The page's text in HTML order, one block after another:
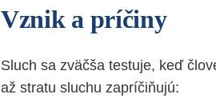
Vznik a príčiny
Sluch sa zväčša testuje, keď
až stratu sluchu zapríčiňujú: